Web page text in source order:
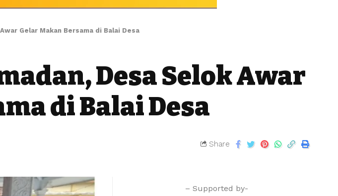
Gelar Makan Bersama di Balai Desa
Desa Selok Awar
di Balai Desa
Share
– Supported by-